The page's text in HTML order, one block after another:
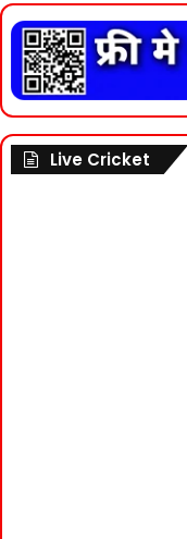
Live Cricket